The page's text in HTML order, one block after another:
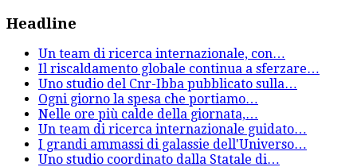
Headline
Un team di ricerca internazionale, con…
Il riscaldamento globale continua a sferzare…
Uno studio del Cnr-Ibba pubblicato sulla…
Ogni giorno la spesa che portiamo…
Nelle ore più calde della giornata,…
Un team di ricerca internazionale guidato…
I grandi ammassi di galassie dell'Universo…
Uno studio coordinato dalla Statale di…